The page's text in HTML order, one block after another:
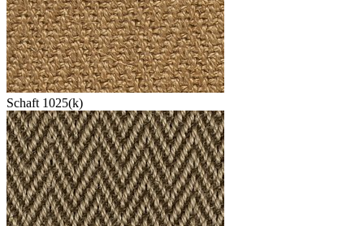
Schaft 1025(k)